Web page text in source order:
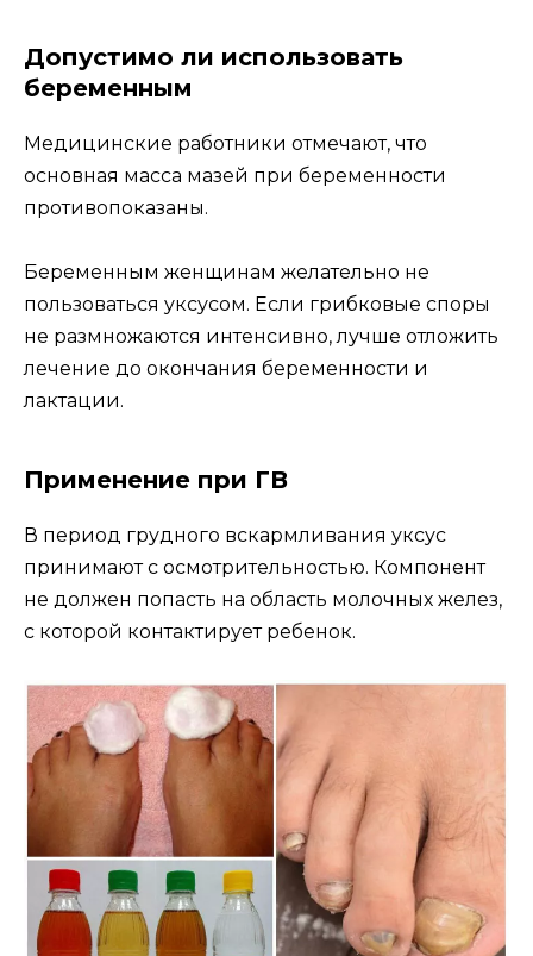
Допустимо ли использовать
беременным
Медицинские работники отмечают, что
основная масса мазей при беременности
противопоказаны.
Беременным женщинам желательно не
пользоваться уксусом. Если грибковые споры
не размножаются интенсивно, лучше отложить
лечение до окончания беременности и
лактации.
Применение при ГВ
В период грудного вскармливания уксус
принимают с осмотрительностью. Компонент
не должен попасть на область молочных желез,
с которой контактирует ребенок.